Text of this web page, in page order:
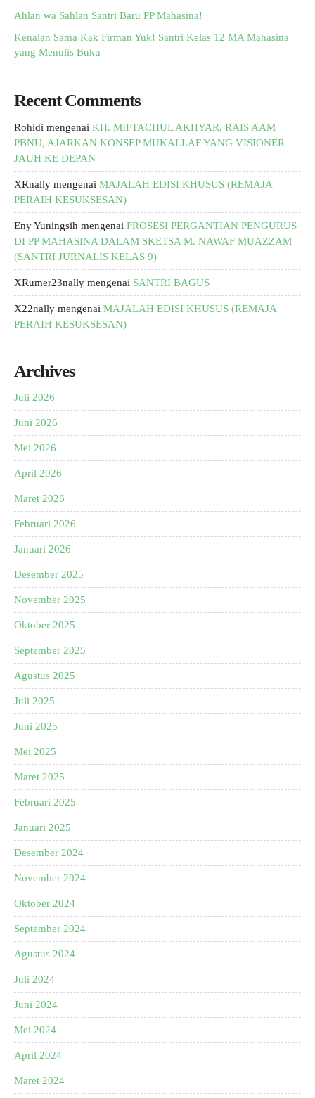
Ahlan wa Sahlan Santri Baru PP Mahasina!
Kenalan Sama Kak Firman Yuk! Santri Kelas 12 MA Mahasina
yang Menulis Buku
Recent Comments
Rohidi mengenai KH. MIFTACHUL AKHYAR, RAIS AAM
PBNU, AJARKAN KONSEP MUKALLAF YANG VISIONER
JAUH KE DEPAN
XRnally mengenai MAJALAH EDISI KHUSUS (REMAJA
PERAIH KESUKSESAN)
Eny Yuningsih mengenai PROSESI PERGANTIAN PENGURUS
DI PP MAHASINA DALAM SKETSA M. NAWAF MUAZZAM
(SANTRI JURNALIS KELAS 9)
XRumer23nally mengenai SANTRI BAGUS
X22nally mengenai MAJALAH EDISI KHUSUS (REMAJA
PERAIH KESUKSESAN)
Archives
Juli 2026
Juni 2026
Mei 2026
April 2026
Maret 2026
Februari 2026
Januari 2026
Desember 2025
November 2025
Oktober 2025
September 2025
Agustus 2025
Juli 2025
Juni 2025
Mei 2025
Maret 2025
Februari 2025
Januari 2025
Desember 2024
November 2024
Oktober 2024
September 2024
Agustus 2024
Juli 2024
Juni 2024
Mei 2024
April 2024
Maret 2024